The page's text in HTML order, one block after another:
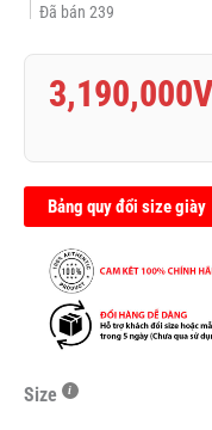
Đã bán 239
3,190,000
Bảng quy đổi size giày
Size